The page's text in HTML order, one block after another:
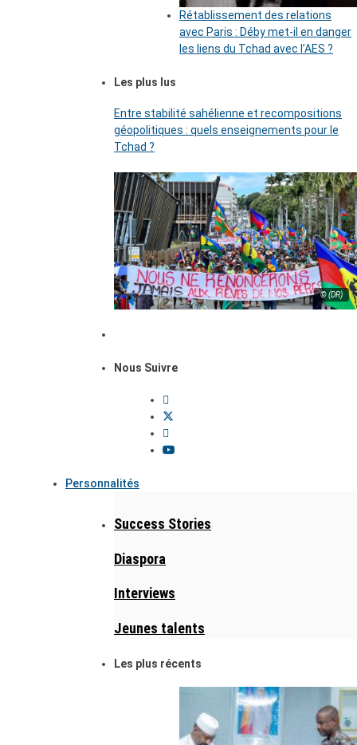
Rétablissement des relations
avec Paris : Déby met-il en danger
les liens du Tchad avec l’AES ?
Les plus lus
Entre stabilité sahélienne et recompositions
géopolitiques : quels enseignements pour le
Tchad ?
© (DR)
Nous Suivre
Personnalités
Success Stories
Diaspora
Interviews
Jeunes talents
Les plus récents